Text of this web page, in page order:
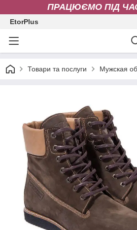
ПРАЦЮЄМО ПІД
EtorPlus
Товари та послуги Мужская